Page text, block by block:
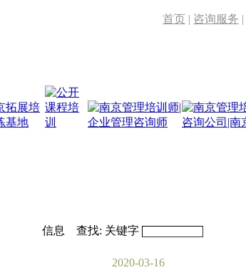
首页 | 咨询服务 |
信息 查找: 关键字
2020-03-16